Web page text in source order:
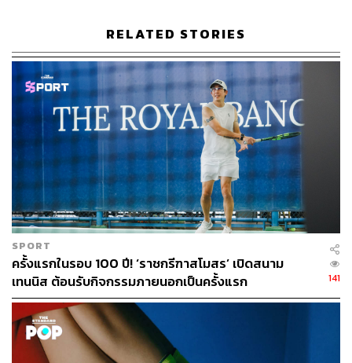
RELATED STORIES
SPORT
ครั้งแรกในรอบ 100 ปี! ‘ราชกรีฑาสโมสร’ เปิดสนาม
เทนนิส ต้อนรับกิจกรรมภายนอกเป็นครั้งแรก
141